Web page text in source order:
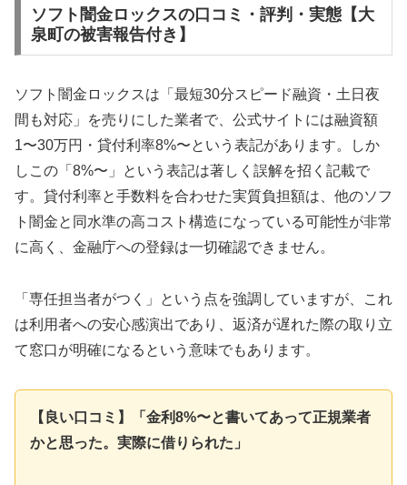
ソフト闇金ロックスの口コミ・評判・実態【大
泉町の被害報告付き】
ソフト闇金ロックスは「最短30分スピード融資・土日夜
間も対応」を売りにした業者で、公式サイトには融資額
1〜30万円・貸付利率8%〜という表記があります。しか
しこの「8%〜」という表記は著しく誤解を招く記載で
す。貸付利率と手数料を合わせた実質負担額は、他のソフ
ト闇金と同水準の高コスト構造になっている可能性が非常
に高く、金融庁への登録は一切確認できません。
「専任担当者がつく」という点を強調していますが、これ
は利用者への安心感演出であり、返済が遅れた際の取り立
て窓口が明確になるという意味でもあります。
【良い口コミ】「金利8%〜と書いてあって正規業者
かと思った。実際に借りられた」